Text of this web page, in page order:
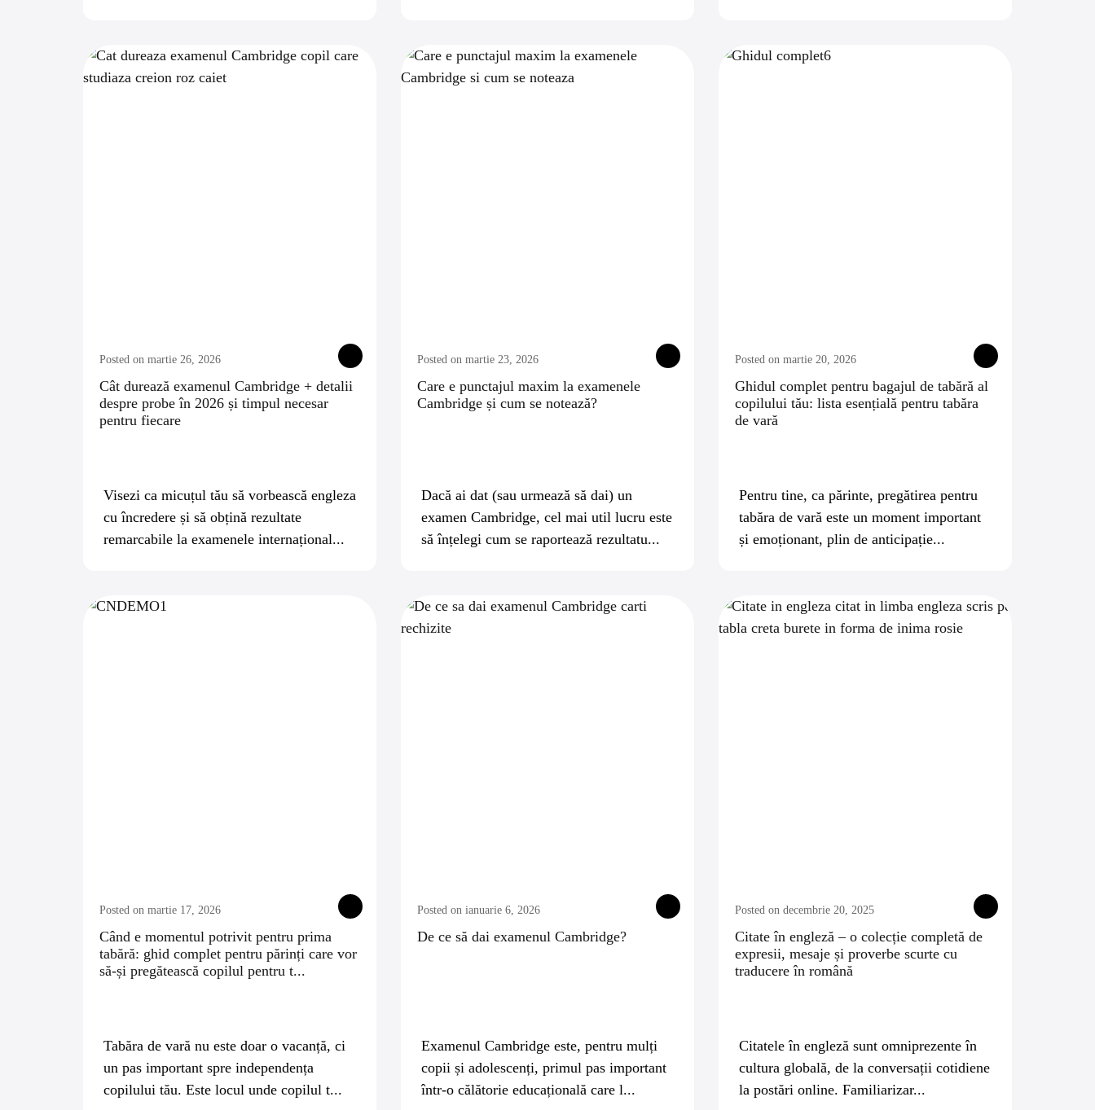
Posted on martie 26, 2026
Cât durează examenul Cambridge + detalii
despre probe în 2026 și timpul necesar
pentru fiecare
Visezi ca micuțul tău să vorbească engleza
cu încredere și să obțină rezultate
remarcabile la examenele internațional...
Posted on martie 23, 2026
Care e punctajul maxim la examenele
Cambridge și cum se notează?
Dacă ai dat (sau urmează să dai) un
examen Cambridge, cel mai util lucru este
să înțelegi cum se raportează rezultatu...
Posted on martie 20, 2026
Ghidul complet pentru bagajul de tabără al
copilului tău: lista esențială pentru tabăra
de vară
Pentru tine, ca părinte, pregătirea pentru
tabăra de vară este un moment important
și emoționant, plin de anticipație...
Posted on martie 17, 2026
Când e momentul potrivit pentru prima
tabără: ghid complet pentru părinți care vor
să-și pregătească copilul pentru t...
Tabăra de vară nu este doar o vacanță, ci
un pas important spre independența
copilului tău. Este locul unde copilul t...
Posted on ianuarie 6, 2026
De ce să dai examenul Cambridge?
Examenul Cambridge este, pentru mulți
copii și adolescenți, primul pas important
într-o călătorie educațională care l...
Posted on decembrie 20, 2025
Citate în engleză – o colecție completă de
expresii, mesaje și proverbe scurte cu
traducere în română
Citatele în engleză sunt omniprezente în
cultura globală, de la conversații cotidiene
la postări online. Familiarizar...